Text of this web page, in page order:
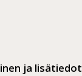
ja lisätiedot